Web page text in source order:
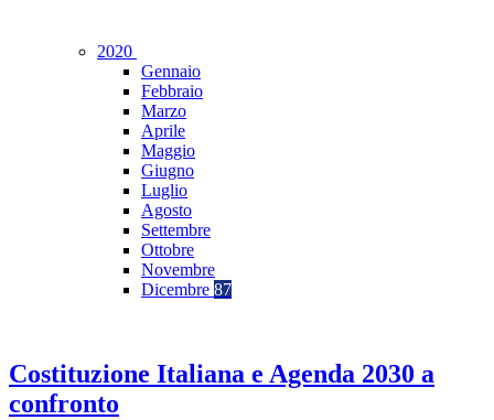
2020
Gennaio
Febbraio
Marzo
Aprile
Maggio
Giugno
Luglio
Agosto
Settembre
Ottobre
Novembre
Dicembre 87
Costituzione Italiana e Agenda 2030 a
confronto